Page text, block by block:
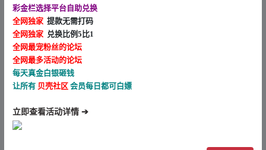
彩金栏选择平台自助兑换
全网独家 提款无需打码
全网独家 兑换比例5比1
全网最宠粉丝的论坛
全网最多活动的论坛
每天真金白银砸钱
让所有 贝壳社区 会员每日都可白嫖
立即查看活动详情 ➔